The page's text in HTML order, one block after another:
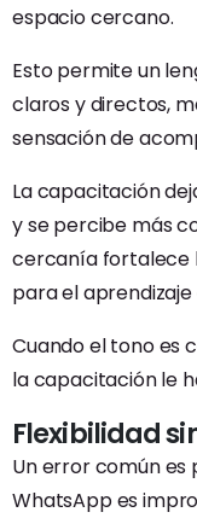
espacio cercano.
Esto permite un
claros y directos,
sensación de
La capacitación
y se percibe más
cercanía fortalece
para el aprendizaje
Cuando el tono es
la capacitación le
Flexibilidad
Un error común
WhatsApp es